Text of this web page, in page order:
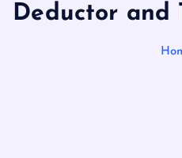
Deductor and